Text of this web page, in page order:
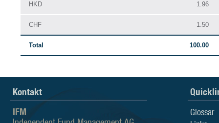
HKD 1.96
CHF 1.50
Total 100.00
Kontakt
IFM
Glossar